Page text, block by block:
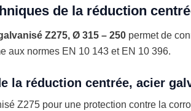
de la réduction
Z275, Ø 315 – 250 permet de
aux normes EN 10 143 et EN 10 396.
la réduction centrée, acier
Z275 pour une protection contre la